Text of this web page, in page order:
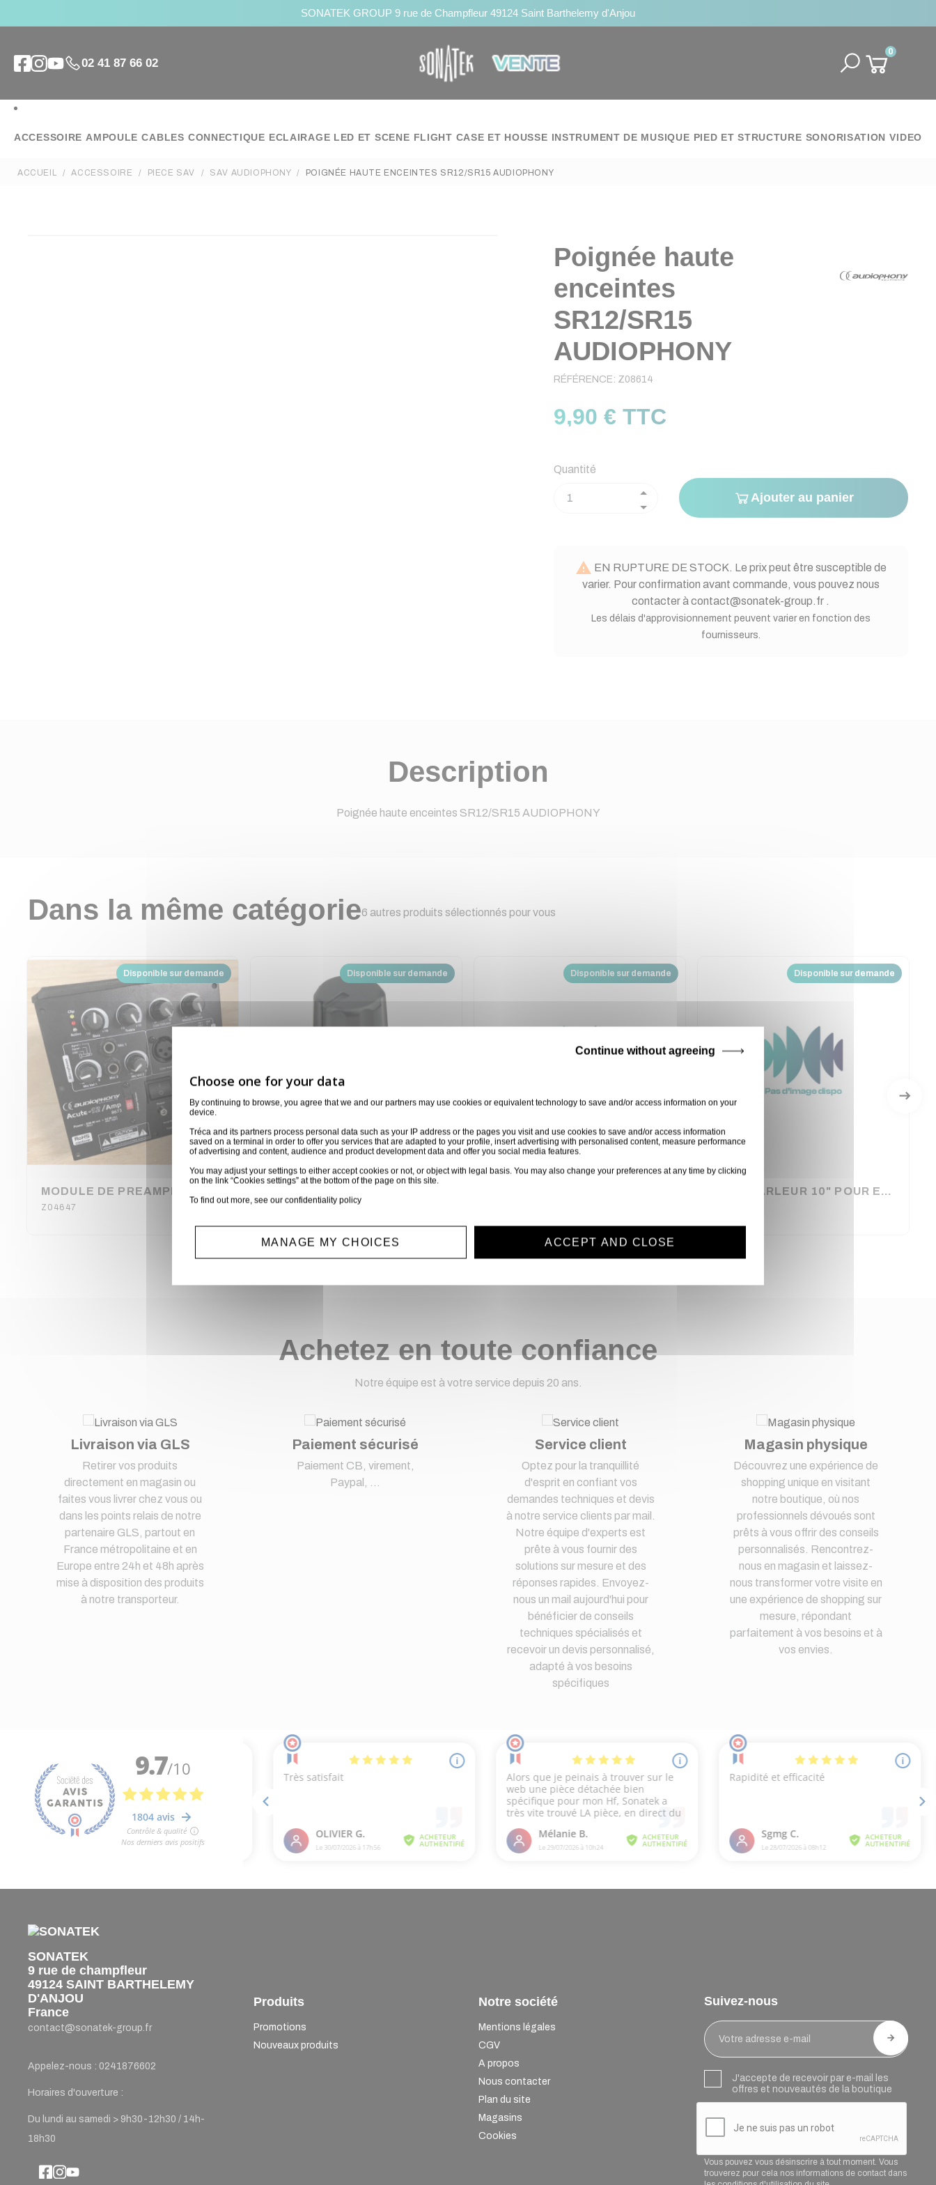
SONATEK GROUP 9 rue de Champfleur 49124 Saint Barthelemy d'Anjou
02 41 87 66 02
0
ACCESSOIRE AMPOULE CABLES CONNECTIQUE ECLAIRAGE LED ET SCENE FLIGHT CASE ET HOUSSE INSTRUMENT DE MUSIQUE PIED ET STRUCTURE SONORISATION VIDEO
ACCUEIL ACCESSOIRE PIECE SAV SAV AUDIOPHONY POIGNÉE HAUTE ENCEINTES SR12/SR15 AUDIOPHONY
Poignée haute
enceintes
SR12/SR15
AUDIOPHONY
RÉFÉRENCE: Z08614
9,90 € TTC
Quantité
Ajouter au panier
 EN RUPTURE DE STOCK. Le prix peut être susceptible de
varier. Pour confirmation avant commande, vous pouvez nous
contacter à contact@sonatek-group.fr .
Les délais d'approvisionnement peuvent varier en fonction des
fournisseurs.
Description
Poignée haute enceintes SR12/SR15 AUDIOPHONY
Dans la même catégorie6 autres produits sélectionnés pour vous
Disponible sur demande
Z04647
Disponible sur demande Disponible sur demande Disponible sur demande
HAUT PARLEUR 10" POUR ENCEINTE FIESTA102 AUDIOPHONY
Achetez en toute confiance
Notre équipe est à votre service depuis 20 ans.
Livraison via GLS
Retirer vos produits
directement en magasin ou
faites vous livrer chez vous ou
dans les points relais de notre
partenaire GLS, partout en
France métropolitaine et en
Europe entre 24h et 48h après
mise à disposition des produits
à notre transporteur.
Paiement sécurisé
Paiement CB, virement,
Paypal, ...
Service client
Optez pour la tranquillité
d'esprit en confiant vos
demandes techniques et devis
à notre service clients par mail.
Notre équipe d'experts est
prête à vous fournir des
solutions sur mesure et des
réponses rapides. Envoyez-
nous un mail aujourd'hui pour
bénéficier de conseils
techniques spécialisés et
recevoir un devis personnalisé,
adapté à vos besoins
spécifiques
Magasin physique
Découvrez une expérience de
shopping unique en visitant
notre boutique, où nos
professionnels dévoués sont
prêts à vous offrir des conseils
personnalisés. Rencontrez-
nous en magasin et laissez-
nous transformer votre visite en
une expérience de shopping sur
mesure, répondant
parfaitement à vos besoins et à
vos envies.
SONATEK
9 rue de champfleur
49124 SAINT BARTHELEMY
D'ANJOU
France
contact@sonatek-group.fr
Appelez-nous : 0241876602
Horaires d'ouverture :
Du lundi au samedi > 9h30-12h30 / 14h-
18h30
Produits
Promotions
Nouveaux produits
Notre société
Mentions légales
CGV
A propos
Nous contacter
Plan du site
Magasins
Cookies
Suivez-nous
J'accepte de recevoir par e-mail les
offres et nouveautés de la boutique
Vous pouvez vous désinscrire à tout moment. Vous
trouverez pour cela nos informations de contact dans
By continuing to browse, you agree that we and our partners may use cookies or equivalent technology to save and/or access information on your
device.
Tréca and its partners process personal data such as your IP address or the pages you visit and use cookies to save and/or access information
saved on a terminal in order to offer you services that are adapted to your profile, insert advertising with personalised content, measure performance
of advertising and content, audience and product development data and offer you social media features.
You may adjust your settings to either accept cookies or not, or object with legal basis. You may also change your preferences at any time by clicking
on the link “Cookies settings” at the bottom of the page on this site.
To find out more, see our confidentiality policy
Continue without agreeing
MANAGE MY CHOICES ACCEPT AND CLOSE